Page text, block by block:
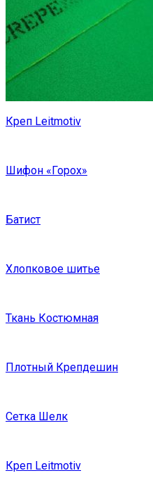
Креп Leitmotiv
Шифон «Горох»
Батист
Хлопковое шитье
Ткань Костюмная
Плотный Крепдешин
Сетка Шелк
Креп Leitmotiv